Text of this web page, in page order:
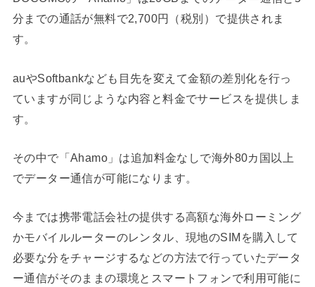
分までの通話が無料で2,700円（税別）で提供されま
す。
auやSoftbankなども目先を変えて金額の差別化を行っ
ていますが同じような内容と料金でサービスを提供しま
す。
その中で「Ahamo」は追加料金なしで海外80カ国以上
でデーター通信が可能になります。
今までは携帯電話会社の提供する高額な海外ローミング
かモバイルルーターのレンタル、現地のSIMを購入して
必要な分をチャージするなどの方法で行っていたデータ
ー通信がそのままの環境とスマートフォンで利用可能に